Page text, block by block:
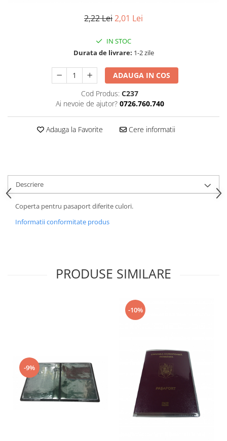
2,22 Lei2,01 Lei
IN STOC
Durata de livrare: 1-2 zile
ADAUGA IN COS
Cod Produs: C237
Ai nevoie de ajutor? 0726.760.740
Adauga la Favorite Cere informatii
Descriere
Coperta pentru pasaport diferite culori.
Informatii conformitate produs
PRODUSE SIMILARE
-9%
-10%